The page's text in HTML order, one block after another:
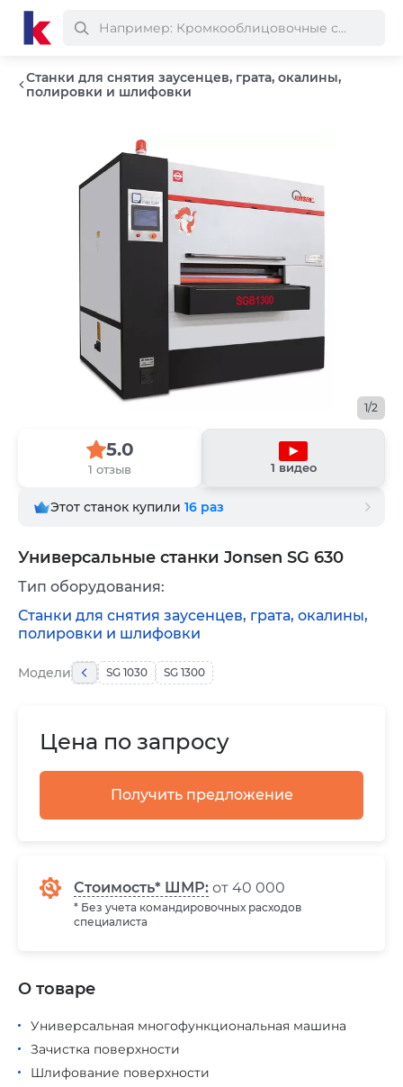
Станки для снятия заусенцев, грата, окалины,
полировки и шлифовки
Универсальные станки Jonsen SG 630
1/2
5.0
1 отзыв 1 видео
Этот станок купили 16 раз
Цена по запросу
Получить предложение
Стоимость* ШМР: от 40 000
* Без учета командировочных расходов
специалиста
Модели SG 1030 SG 1300
Тип оборудования:
Станки для снятия заусенцев, грата, окалины,
полировки и шлифовки
Универсальная многофункциональная машина
Зачистка поверхности
Шлифование поверхности
О товаре